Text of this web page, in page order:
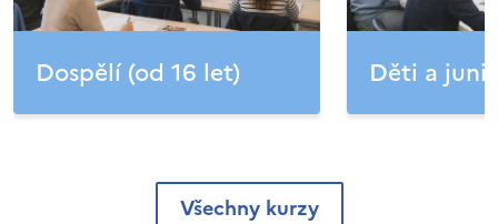
Dospělí (od 16 let) Děti a
Všechny kurzy